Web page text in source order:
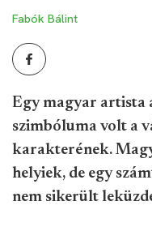
Fabók Bálint
Egy magyar artista
szimbóluma volt a
karakterének.
helyiek, de egy
nem sikerült